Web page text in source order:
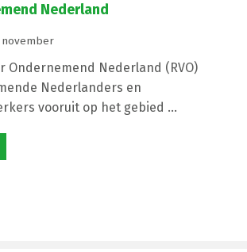
Nederland
Ondernemend Nederland (RVO)
Nederlanders en
vooruit op het gebied ...